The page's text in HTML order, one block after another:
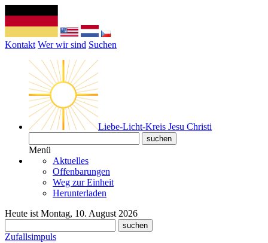
Kontakt Wer wir sind Suchen
Liebe-Licht-Kreis Jesu Christi
Menü
Aktuelles
Offenbarungen
Weg zur Einheit
Herunterladen
Heute ist Montag, 10. August 2026
Zufallsimpuls